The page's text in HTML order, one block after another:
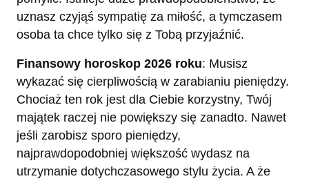
uznasz czyjąś sympatię za miłość, a tymczasem
osoba ta chce tylko się z Tobą przyjaźnić.
Finansowy horoskop 2026 roku: Musisz
wykazać się cierpliwością w zarabianiu pieniędzy.
Chociaż ten rok jest dla Ciebie korzystny, Twój
majątek raczej nie powiększy się zanadto. Nawet
jeśli zarobisz sporo pieniędzy,
najprawdopodobniej większość wydasz na
utrzymanie dotychczasowego stylu życia. A że